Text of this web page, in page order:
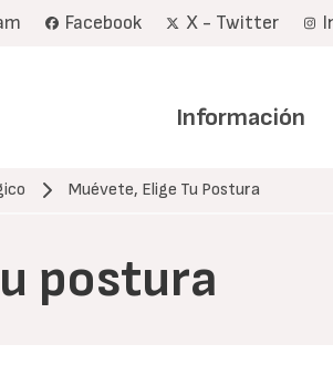
Facebook X - Twitter
Información
Muévete, Elige Tu Postura
postura